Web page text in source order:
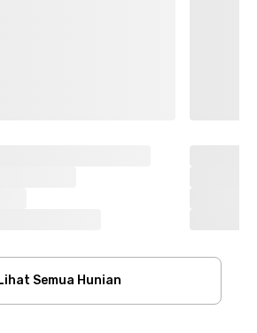
Semua Hunian